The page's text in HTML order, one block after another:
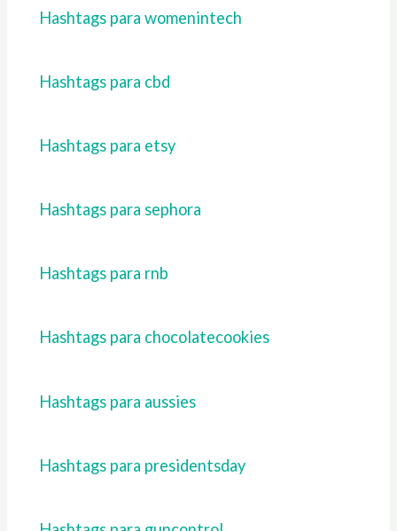
Hashtags para womenintech
Hashtags para cbd
Hashtags para etsy
Hashtags para sephora
Hashtags para rnb
Hashtags para chocolatecookies
Hashtags para aussies
Hashtags para presidentsday